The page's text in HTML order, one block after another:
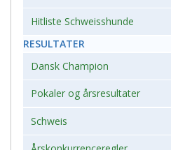
Hitliste Schweisshunde
RESULTATER
Dansk Champion
Pokaler og årsresultater
Schweis